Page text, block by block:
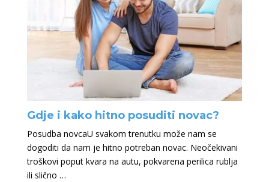
Gdje i kako hitno posuditi novac?
Posudba novcaU svakom trenutku može nam se
dogoditi da nam je hitno potreban novac. Neočekivani
troškovi poput kvara na autu, pokvarena perilica rublja
ili slično …